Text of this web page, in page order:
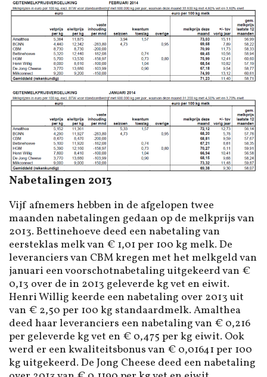
Nabetalingen 2013
Vijf afnemers hebben in de afgelopen twee
maanden nabetalingen gedaan op de melkprijs van
2013. Bettinehoeve deed een nabetaling van
eersteklas melk van € 1,01 per 100 kg melk. De
leveranciers van CBM kregen met het melkgeld van
januari een voorschotnabetaling uitgekeerd van €
0,13 over de in 2013 geleverde kg vet en eiwit.
Henri Willig keerde een nabetaling over 2013 uit
van € 2,50 per 100 kg standaardmelk. Amalthea
deed haar leveranciers een nabetaling van € 0,216
per geleverde kg vet en € 0,475 per kg eiwit. Ook
werd er een kwaliteitsbonus van € 0,01641 per 100
kg uitgekeerd. De Jong Cheese deed een nabetaling